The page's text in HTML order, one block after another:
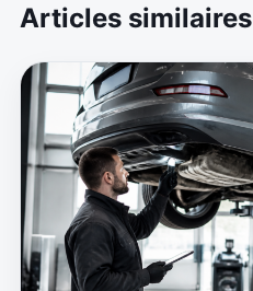
Articles similaires